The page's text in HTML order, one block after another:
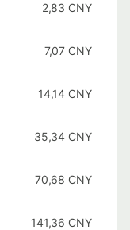
2,83 CNY
7,07 CNY
14,14 CNY
35,34 CNY
70,68 CNY
141,36 CNY